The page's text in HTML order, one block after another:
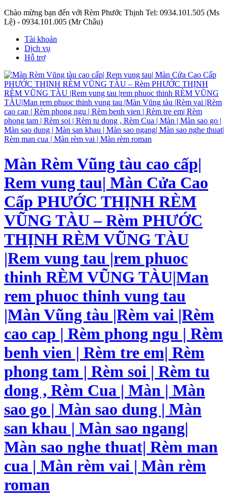
Chào mừng bạn đến với Rèm Phước Thịnh Tel: 0934.101.505 (Ms
Lệ) - 0934.101.005 (Mr Châu)
Tài khoản
Dịch vụ
Hỗ trợ
Màn Rèm Vũng tàu cao cấp|
Rem vung tau| Màn Cửa Cao
Cấp PHƯỚC THỊNH RÈM
VŨNG TÀU – Rèm PHƯỚC
THỊNH RÈM VŨNG TÀU
|Rem vung tau |rem phuoc
thinh RÈM VŨNG TÀU|Man
rem phuoc thinh vung tau
|Màn Vũng tàu |Rèm vai |Rèm
cao cap | Rèm phong ngu | Rèm
benh vien | Rèm tre em| Rèm
phong tam | Rèm soi | Rèm tu
dong , Rèm Cua | Màn | Màn
sao go | Màn sao dung | Màn
san khau | Màn sao ngang|
Màn sao nghe thuat| Rèm man
cua | Màn rèm vai | Màn rèm
roman